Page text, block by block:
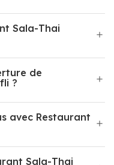
Sala-Thai
de
?
avec Restaurant
Sala-Thai